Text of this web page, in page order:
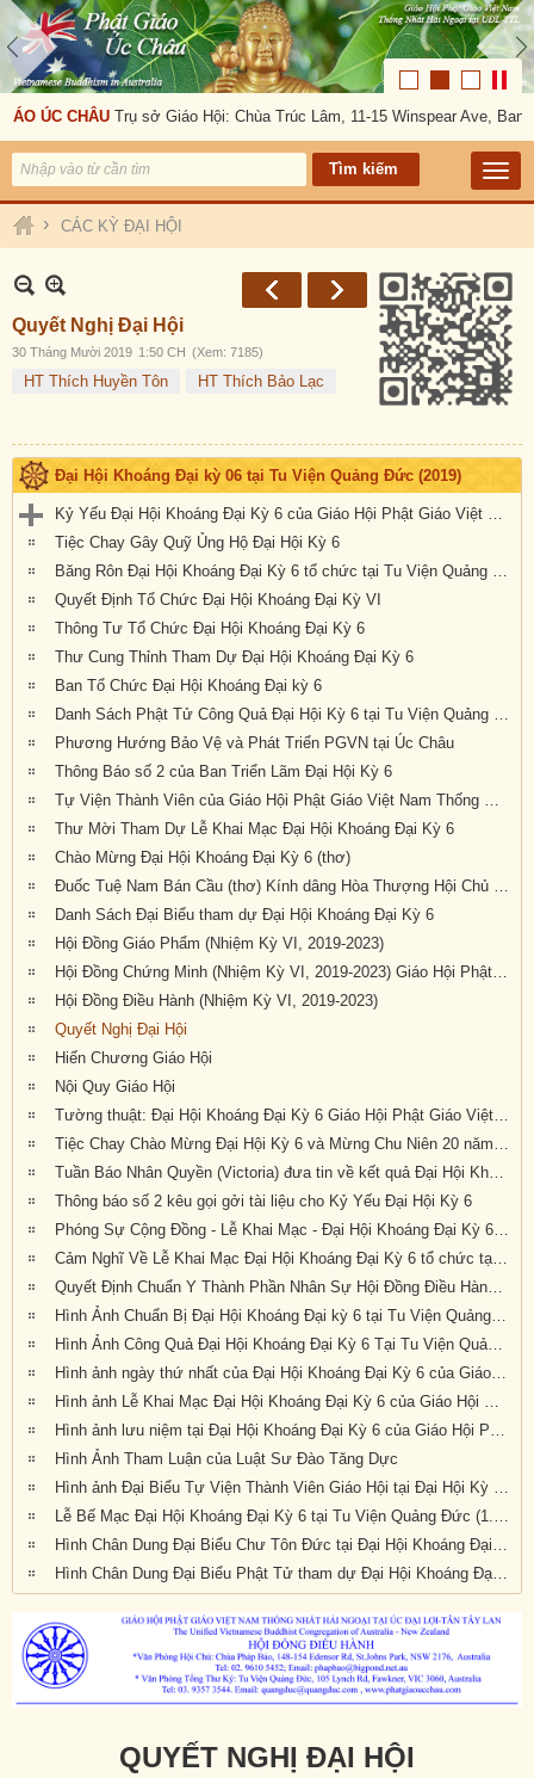
ÚC CHÂU Trụ sở Giáo Hội: Chùa Trúc Lâm, 11-15 Winspear Ave,
› CÁC KỲ ĐẠI HỘI
Quyết Nghị Đại Hội
30 Tháng Mười 2019 1:50 CH (Xem: 7185)
HT Thích Huyền Tôn HT Thích Bảo Lạc
Đại Hội Khoáng Đại kỳ 06 tại Tu Viện Quảng Đức (2019)
Kỷ Yếu Đại Hội Khoáng Đại Kỳ 6 của Giáo Hội Phật Giáo Việt Nam Thống Nhất Hải Ngoại tại Úc Đại Lợi-Tân Tây Lan
Tiệc Chay Gây Quỹ Ủng Hộ Đại Hội Kỳ 6
Băng Rôn Đại Hội Khoáng Đại Kỳ 6 tổ chức tại Tu Viện Quảng Đức từ ngày 20 đến 22 tháng 9 năm 2019
Quyết Định Tổ Chức Đại Hội Khoáng Đại Kỳ VI
Thông Tư Tổ Chức Đại Hội Khoáng Đại Kỳ 6
Thư Cung Thỉnh Tham Dự Đại Hội Khoáng Đại Kỳ 6
Ban Tổ Chức Đại Hội Khoáng Đại kỳ 6
Danh Sách Phật Tử Công Quả Đại Hội Kỳ 6 tại Tu Viện Quảng Đức
Phương Hướng Bảo Vệ và Phát Triển PGVN tại Úc Châu
Thông Báo số 2 của Ban Triển Lãm Đại Hội Kỳ 6
Tự Viện Thành Viên của Giáo Hội Phật Giáo Việt Nam Thống Nhất Hải Ngoại tại Úc Đại Lợi- Tân Tây Lan.
Thư Mời Tham Dự Lễ Khai Mạc Đại Hội Khoáng Đại Kỳ 6
Chào Mừng Đại Hội Khoáng Đại Kỳ 6 (thơ)
Đuốc Tuệ Nam Bán Cầu (thơ) Kính dâng Hòa Thượng Hội Chủ cùng Chư Tôn Đức và quý Phật tử gần xa đang về dự Đại Hội Kỳ 6 tại Tu Viện Quảng Đức
Danh Sách Đại Biểu tham dự Đại Hội Khoáng Đại Kỳ 6
Hội Đồng Giáo Phẩm (Nhiệm Kỳ VI, 2019-2023)
Hội Đồng Chứng Minh (Nhiệm Kỳ VI, 2019-2023) Giáo Hội Phật Giáo Việt Nam Thống Nhất Hải Ngoại tại Úc Đại Lợi – Tân Tây Lan
Hội Đồng Điều Hành (Nhiệm Kỳ VI, 2019-2023)
Quyết Nghị Đại Hội
Hiến Chương Giáo Hội
Nội Quy Giáo Hội
Tường thuật: Đại Hội Khoáng Đại Kỳ 6 Giáo Hội Phật Giáo Việt Nam Thống Nhất Hải Ngoại Tại Úc Đại Lợi-Tân Tây Lan, tổ chức tại Tu Viện Quảng Đức, thành tựu viên mãn
Tiệc Chay Chào Mừng Đại Hội Kỳ 6 và Mừng Chu Niên 20 năm (1999-2019) của Giáo Hội Phật Giáo Việt Nam Thống Nhất Hải Ngoại tại Úc Đại Lợi-Tân Tây Lan
Tuần Báo Nhân Quyền (Victoria) đưa tin về kết quả Đại Hội Khoáng Đại Kỳ 6 tổ chức tại Tu Viện Quảng Đức từ ngày 20 đến ngày 22 tháng 9 năm 2019
Thông báo số 2 kêu gọi gởi tài liệu cho Kỷ Yếu Đại Hội Kỳ 6
Phóng Sự Cộng Đồng - Lễ Khai Mạc - Đại Hội Khoáng Đại Kỳ 6 - Tu Viện Quảng Đức
Cảm Nghĩ Về Lễ Khai Mạc Đại Hội Khoáng Đại Kỳ 6 tổ chức tại Tu Viện Quảng Đức, Melbourne, Úc Châu (21/9/2019)
Quyết Định Chuẩn Y Thành Phần Nhân Sự Hội Đồng Điều Hành Nhiệm Kỳ VI (2019-2023)
Hình Ảnh Chuẩn Bị Đại Hội Khoáng Đại kỳ 6 tại Tu Viện Quảng Đức, Melbourne, Úc Châu (hình chụp trưa Thứ Sáu, 20-9-2019)
Hình Ảnh Công Quả Đại Hội Khoáng Đại Kỳ 6 Tại Tu Viện Quảng Đức
Hình ảnh ngày thứ nhất của Đại Hội Khoáng Đại Kỳ 6 của Giáo Hội PGVNTNHN tại UĐL-TTL ( Thứ Sáu, ngày 20/09/2019)
Hình ảnh Lễ Khai Mạc Đại Hội Khoáng Đại Kỳ 6 của Giáo Hội Phật Giáo Việt Nam Thống Nhất Hải Ngoại tại Úc Đại Lợi Tân Tây Lan (10.30am Thứ Bảy 21-9-2019)
Hình ảnh lưu niệm tại Đại Hội Khoáng Đại Kỳ 6 của Giáo Hội Phật Giáo Việt Nam Thống Nhất Hải Ngoại tại Úc Đại Lợi Tân Tây Lan (10.30am Thứ Bảy 21-9-2019)
Hình Ảnh Tham Luận của Luật Sư Đào Tăng Dực
Hình ảnh Đại Biểu Tự Viện Thành Viên Giáo Hội tại Đại Hội Kỳ 6 được tổ chức tại Tu Viện Quảng Đức, Melbourne, Victoria, trong 3 ngày 20, 21 và 22 tháng 9 năm 2019
Lễ Bế Mạc Đại Hội Khoáng Đại Kỳ 6 tại Tu Viện Quảng Đức (1.pm-2.30pm, chiều chủ nhật 22-9-2019)
Hình Chân Dung Đại Biểu Chư Tôn Đức tại Đại Hội Khoáng Đại kỳ 6 của Giáo Hội Phật Giáo Việt Nam Thống Nhất Hải Ngoại tại Úc Đại Lợi-Tân Tây Lan, được tổ chức tại Tu Viện Quảng Đức, Melbourne, Victoria, trong 3 ngày 20, 21 và 22 tháng 9 năm 2019
Hình Chân Dung Đại Biểu Phật Tử tham dự Đại Hội Khoáng Đại Kỳ 6 của Giáo Hội Phật Giáo Việt Nam Thống Nhất Hải Ngoại tại Úc Đại Lợi-Tân Tây Lan, được tổ chức tại Tu Viện Quảng Đức, Melbourne, Victoria, trong 3 ngày 20, 21 và 22 tháng 9 năm 2019
QUYẾT NGHỊ ĐẠI HỘI